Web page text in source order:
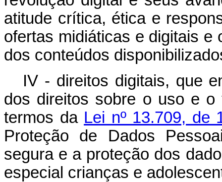
atitude crítica, ética e
ofertas midiáticas e digitais e
dos conteúdos
IV - direitos digitais, que
dos direitos sobre o uso e o
termos da Lei nº 13.709, de
Proteção de Dados
segura e a proteção dos
especial crianças e